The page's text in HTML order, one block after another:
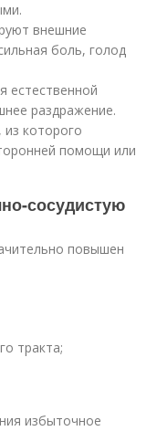
внешние
боль, голод
естественной
раздражение.
которого
помощи или
сосудистую
повышен
тракта;
избыточное